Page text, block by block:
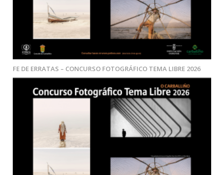
FE DE ERRATAS – CONCURSO FOTOGRÁFICO TEMA LIBRE 2026